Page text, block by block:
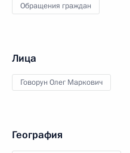
Обращения граждан
Лица
Говорун Олег Маркович
География